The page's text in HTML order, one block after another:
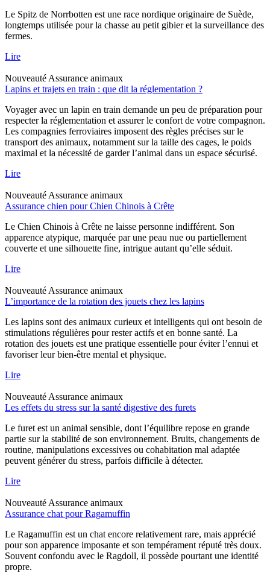
Le Spitz de Norrbotten est une race nordique originaire de Suède,
longtemps utilisée pour la chasse au petit gibier et la surveillance des
fermes.
Lire
Nouveauté Assurance animaux
Lapins et trajets en train : que dit la réglementation ?
Voyager avec un lapin en train demande un peu de préparation pour
respecter la réglementation et assurer le confort de votre compagnon.
Les compagnies ferroviaires imposent des règles précises sur le
transport des animaux, notamment sur la taille des cages, le poids
maximal et la nécessité de garder l’animal dans un espace sécurisé.
Lire
Nouveauté Assurance animaux
Assurance chien pour Chien Chinois à Crête
Le Chien Chinois à Crête ne laisse personne indifférent. Son
apparence atypique, marquée par une peau nue ou partiellement
couverte et une silhouette fine, intrigue autant qu’elle séduit.
Lire
Nouveauté Assurance animaux
L’importance de la rotation des jouets chez les lapins
Les lapins sont des animaux curieux et intelligents qui ont besoin de
stimulations régulières pour rester actifs et en bonne santé. La
rotation des jouets est une pratique essentielle pour éviter l’ennui et
favoriser leur bien-être mental et physique.
Lire
Nouveauté Assurance animaux
Les effets du stress sur la santé digestive des furets
Le furet est un animal sensible, dont l’équilibre repose en grande
partie sur la stabilité de son environnement. Bruits, changements de
routine, manipulations excessives ou cohabitation mal adaptée
peuvent générer du stress, parfois difficile à détecter.
Lire
Nouveauté Assurance animaux
Assurance chat pour Ragamuffin
Le Ragamuffin est un chat encore relativement rare, mais apprécié
pour son apparence imposante et son tempérament réputé très doux.
Souvent confondu avec le Ragdoll, il possède pourtant une identité
propre.